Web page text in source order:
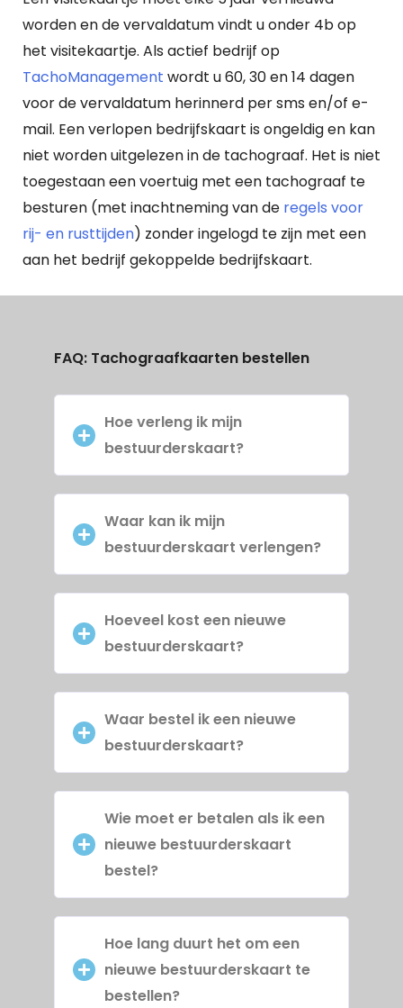
worden en de vervaldatum vindt u onder 4b op
het visitekaartje. Als actief bedrijf op
TachoManagement wordt u 60, 30 en 14 dagen
voor de vervaldatum herinnerd per sms en/of e-
mail. Een verlopen bedrijfskaart is ongeldig en kan
niet worden uitgelezen in de tachograaf. Het is niet
toegestaan een voertuig met een tachograaf te
besturen (met inachtneming van de regels voor
rij- en rusttijden) zonder ingelogd te zijn met een
aan het bedrijf gekoppelde bedrijfskaart.
FAQ: Tachograafkaarten bestellen
Hoe verleng ik mijn
bestuurderskaart?
Waar kan ik mijn
bestuurderskaart verlengen?
Hoeveel kost een nieuwe
bestuurderskaart?
Waar bestel ik een nieuwe
bestuurderskaart?
Wie moet er betalen als ik een
nieuwe bestuurderskaart
bestel?
Hoe lang duurt het om een
nieuwe bestuurderskaart te
bestellen?